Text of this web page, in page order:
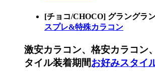
[チョコ/CHOCO] グラングラ
スプレ&特殊カラコン
激安カラコン、格安カラコン
タイル装着期間お好みスタイ